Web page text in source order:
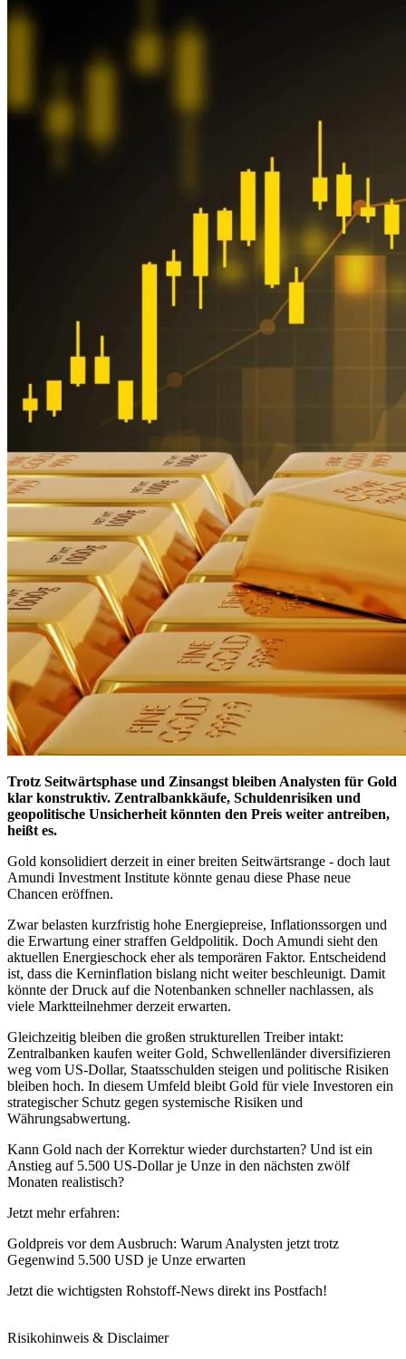
Trotz Seitwärtsphase und Zinsangst bleiben Analysten für Gold
klar konstruktiv. Zentralbankkäufe, Schuldenrisiken und
geopolitische Unsicherheit könnten den Preis weiter antreiben,
heißt es.
Gold konsolidiert derzeit in einer breiten Seitwärtsrange - doch laut
Amundi Investment Institute könnte genau diese Phase neue
Chancen eröffnen.
Zwar belasten kurzfristig hohe Energiepreise, Inflationssorgen und
die Erwartung einer straffen Geldpolitik. Doch Amundi sieht den
aktuellen Energieschock eher als temporären Faktor. Entscheidend
ist, dass die Kerninflation bislang nicht weiter beschleunigt. Damit
könnte der Druck auf die Notenbanken schneller nachlassen, als
viele Marktteilnehmer derzeit erwarten.
Gleichzeitig bleiben die großen strukturellen Treiber intakt:
Zentralbanken kaufen weiter Gold, Schwellenländer diversifizieren
weg vom US-Dollar, Staatsschulden steigen und politische Risiken
bleiben hoch. In diesem Umfeld bleibt Gold für viele Investoren ein
strategischer Schutz gegen systemische Risiken und
Währungsabwertung.
Kann Gold nach der Korrektur wieder durchstarten? Und ist ein
Anstieg auf 5.500 US-Dollar je Unze in den nächsten zwölf
Monaten realistisch?
Jetzt mehr erfahren:
Goldpreis vor dem Ausbruch: Warum Analysten jetzt trotz
Gegenwind 5.500 USD je Unze erwarten
Jetzt die wichtigsten Rohstoff-News direkt ins Postfach!
Risikohinweis & Disclaimer